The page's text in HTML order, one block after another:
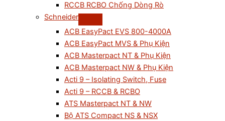
RCCB RCBO Chống Dòng Rò
Schneider
ACB EasyPact EVS 800-4000A
ACB EasyPact MVS & Phụ Kiện
ACB Masterpact NT & Phụ Kiện
ACB Masterpact NW & Phụ Kiện
Acti 9 – Isolating Switch, Fuse
Acti 9 – RCCB & RCBO
ATS Masterpact NT & NW
Bộ ATS Compact NS & NSX